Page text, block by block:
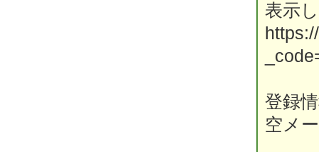
表示
登録
空メ